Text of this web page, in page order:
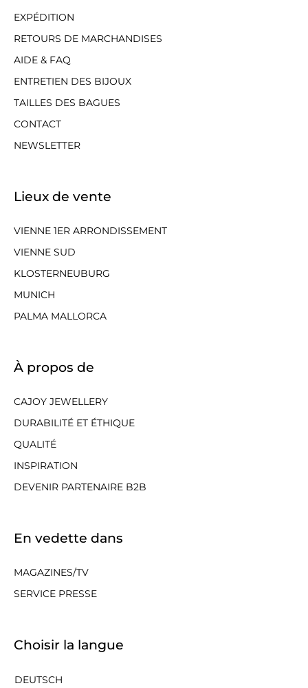
EXPÉDITION
RETOURS DE MARCHANDISES
AIDE & FAQ
ENTRETIEN DES BIJOUX
TAILLES DES BAGUES
CONTACT
NEWSLETTER
Lieux de vente
VIENNE 1ER ARRONDISSEMENT
VIENNE SUD
KLOSTERNEUBURG
MUNICH
PALMA MALLORCA
À propos de
CAJOY JEWELLERY
DURABILITÉ ET ÉTHIQUE
QUALITÉ
INSPIRATION
DEVENIR PARTENAIRE B2B
En vedette dans
MAGAZINES/TV
SERVICE PRESSE
Choisir la langue
DEUTSCH